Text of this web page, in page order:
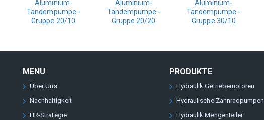
Aluminium-
Tandempumpe -
Gruppe 20/10
Aluminium-
Tandempumpe -
Gruppe 20/20
Aluminium-
Tandempumpe -
Gruppe 30/10
MENU
Über Uns
Nachhaltigkeit
HR-Strategie
PRODUKTE
Hydraulik Getriebemotoren
Hydraulische Zahnradpumpen
Hydraulik Mengenteiler